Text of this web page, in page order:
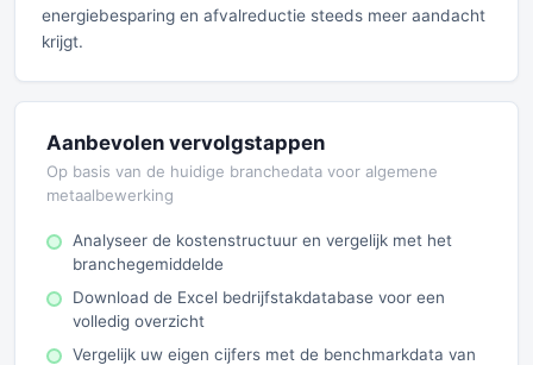
energiebesparing en afvalreductie steeds meer aandacht
krijgt.
Aanbevolen vervolgstappen
Op basis van de huidige branchedata voor algemene
metaalbewerking
Analyseer de kostenstructuur en vergelijk met het
branchegemiddelde
Download de Excel bedrijfstakdatabase voor een
volledig overzicht
Vergelijk uw eigen cijfers met de benchmarkdata van